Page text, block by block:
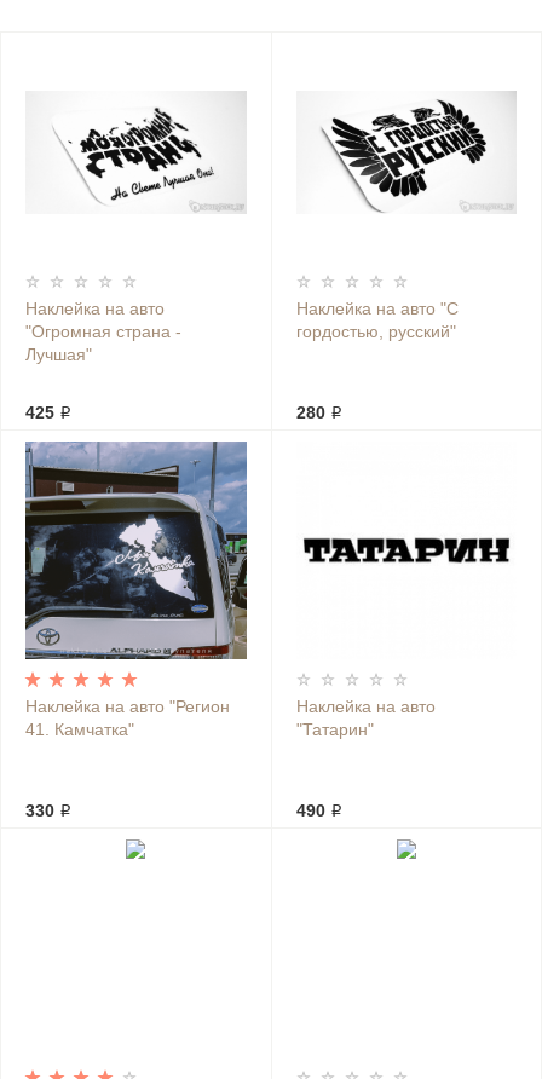
Наклейка на авто
"Огромная страна -
Лучшая"
425 ₽
Наклейка на авто "С
гордостью, русский"
280 ₽
Наклейка на авто "Регион
41. Камчатка"
330 ₽
Наклейка на авто
"Татарин"
490 ₽